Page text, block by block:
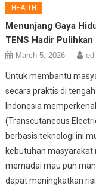
HEALTH
Menunjang Gaya
TENS Hadir
March 5, 2026
Untuk membantu
secara praktis di
Indonesia
(Transcutaneous
berbasis teknologi ini
kebutuhan
memadai mau pun
dapat meningkatkan